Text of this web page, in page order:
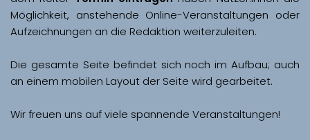
Möglichkeit, anstehende Online-Veranstaltungen oder
Aufzeichnungen an die Redaktion weiterzuleiten.
Die gesamte Seite befindet sich noch im Aufbau; auch
Wir freuen uns auf viele spannende Veranstaltungen!